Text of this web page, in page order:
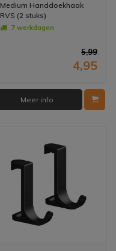
Medium Handdoekhaak
RVS (2 stuks)
7 werkdagen
5,99
4,95
Meer info